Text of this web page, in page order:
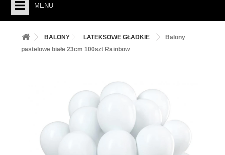
MENU
PIECZENIE
DEKORACJE
UROCZYSTOŚCI
BALONY LATEKSOWE GŁADKIE
Balony
pastelowe białe 23cm 100szt Rainbow